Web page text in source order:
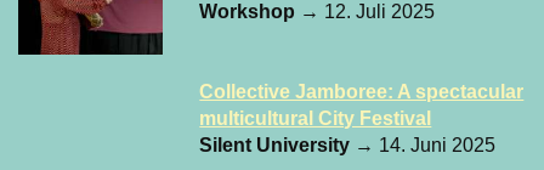
Workshop → 12. Juli 2025
Collective Jamboree: A spectacular
multicultural City Festival
Silent University → 14. Juni 2025